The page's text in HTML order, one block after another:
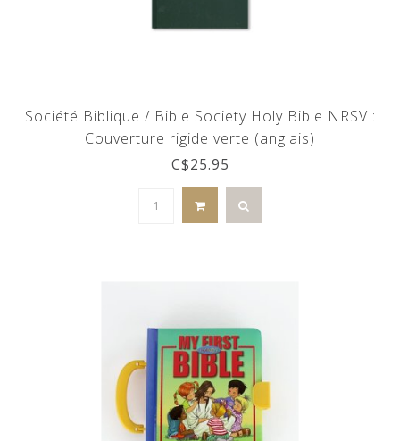
Société Biblique / Bible Society Holy Bible NRSV :
Couverture rigide verte (anglais)
C$25.95